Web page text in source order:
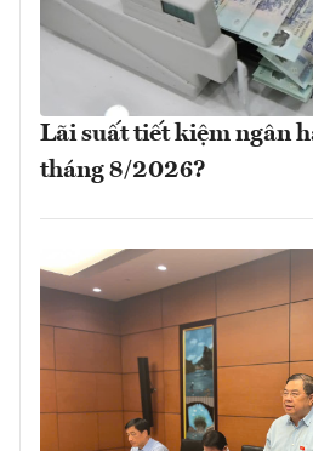
Lãi suất tiết kiệm ngân
tháng 8/2026?